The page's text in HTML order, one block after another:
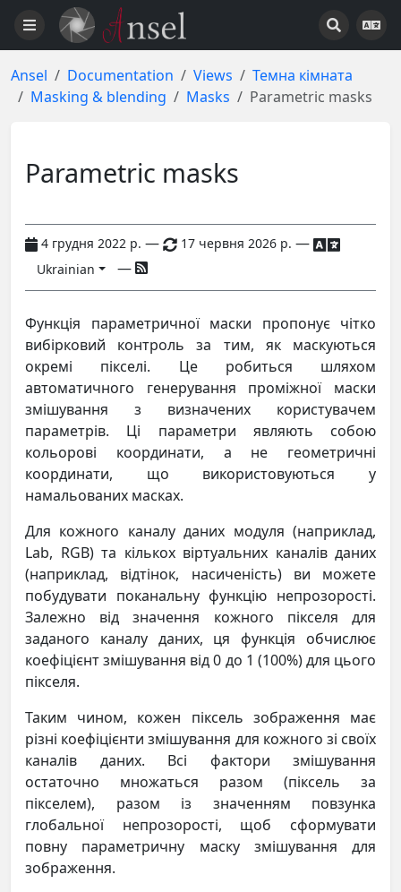
Ansel Documentation Views
Темна кімната
Masking & blending
Masks Parametric masks
Parametric masks
4 грудня 2022 р. — 17 червня 2026 р. —
Ukrainian —
Функція параметричної маски пропонує чітко
вибірковий контроль за тим, як маскуються
окремі пікселі. Це робиться шляхом
автоматичного генерування проміжної маски
змішування з визначених користувачем
параметрів. Ці параметри являють собою
кольорові координати, а не геометричні
координати, що використовуються у
намальованих масках.
Для кожного каналу даних модуля (наприклад,
Lab, RGB) та кількох віртуальних каналів даних
(наприклад, відтінок, насиченість) ви можете
побудувати поканальну функцію непрозорості.
Залежно від значення кожного пікселя для
заданого каналу даних, ця функція обчислює
коефіцієнт змішування від 0 до 1 (100%) для цього
пікселя.
Таким чином, кожен піксель зображення має
різні коефіцієнти змішування для кожного зі своїх
каналів даних. Всі фактори змішування
остаточно множаться разом (піксель за
пікселем), разом із значенням повзунка
глобальної непрозорості, щоб сформувати
повну параметричну маску змішування для
зображення.